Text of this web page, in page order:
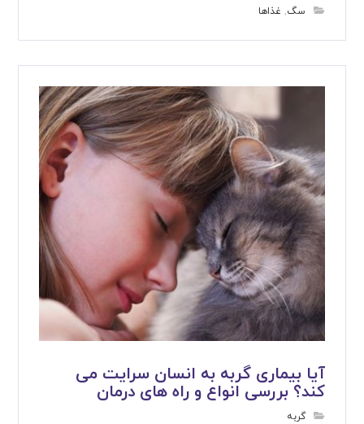
سگ, غذاها
آیا بیماری گربه به انسان سرایت می
کند؟ بررسی انواع و راه های درمان
گربه